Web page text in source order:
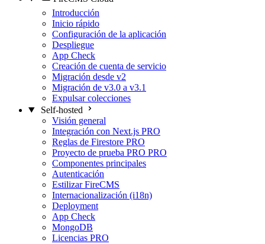
Introducción
Inicio rápido
Configuración de la aplicación
Despliegue
App Check
Creación de cuenta de servicio
Migración desde v2
Migración de v3.0 a v3.1
Expulsar colecciones
Self-hosted
Visión general
Integración con Next.js PRO
Reglas de Firestore PRO
Proyecto de prueba PRO PRO
Componentes principales
Autenticación
Estilizar FireCMS
Internacionalización (i18n)
Deployment
App Check
MongoDB
Licencias PRO